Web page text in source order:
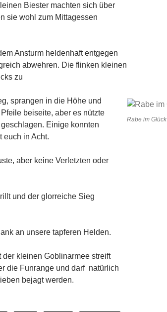
Biester machten sich über
sie wohl zum Mittagessen
Ansturm heldenhaft entgegen
abwehren. Die flinken kleinen
zu
Rabe im Glück
sprangen in die Höhe und
beiseite, aber es nützte
Einige konnten
euch in Acht.
aber keine Verletzten oder
und der glorreiche Sieg
an unsere tapferen Helden.
der kleinen Goblinarmee streift
die Funrange und darf natürlich
bejagt werden.